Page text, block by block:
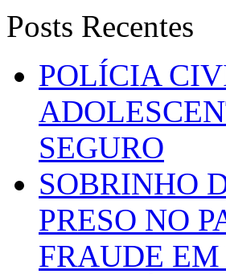
Posts Recentes
POLÍCIA
SEGURO
SOBRINHO
PRESO NO
FRAUDE